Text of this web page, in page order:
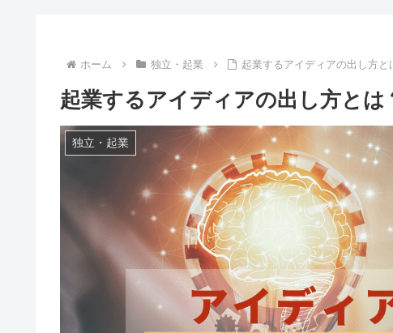
ホーム 独立・起業 起業するアイディアの出し方
起業するアイディアの出し方と
独立・起業